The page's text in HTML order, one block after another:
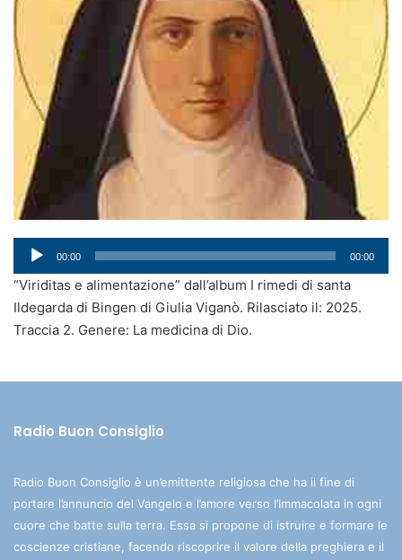
Audio
Player
00:00 00:00
“Viriditas e alimentazione” dall’album I rimedi di santa
Ildegarda di Bingen di Giulia Viganò. Rilasciato il: 2025.
Traccia 2. Genere: La medicina di Dio.
Radio Buon Consiglio
Radio Buon Consiglio è un’emittente religiosa che ha il fine di
portare l’annuncio del Vangelo e l’amore verso l’Immacolata in ogni
cuore che batte sulla terra. Essa si propone di istruire e formare le
coscienze cristiane, facendo riscoprire il valore della preghiera e il